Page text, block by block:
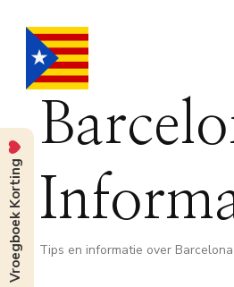
Tips en informatie over Barcelona
Vroegboek Korting